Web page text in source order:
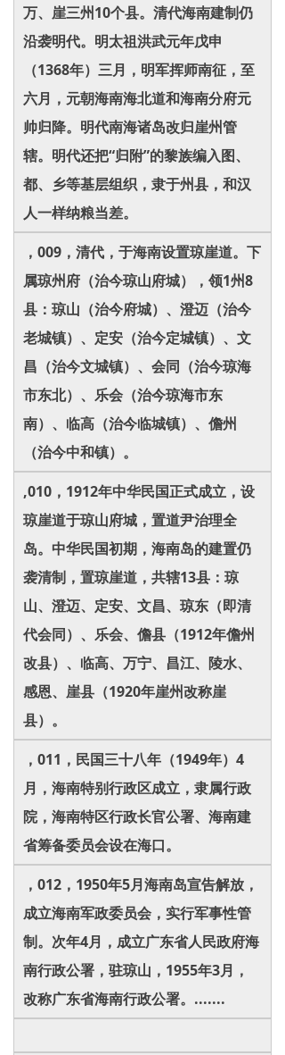
万、崖三州10个县。清代海南建制仍
沿袭明代。明太祖洪武元年戊申
（1368年）三月，明军挥师南征，至
六月，元朝海南海北道和海南分府元
帅归降。明代南海诸岛改归崖州管
辖。明代还把“归附”的黎族编入图、
都、乡等基层组织，隶于州县，和汉
人一样纳粮当差。
，009，清代，于海南设置琼崖道。下
属琼州府（治今琼山府城），领1州8
县：琼山（治今府城）、澄迈（治今
老城镇）、定安（治今定城镇）、文
昌（治今文城镇）、会同（治今琼海
市东北）、乐会（治今琼海市东
南）、临高（治今临城镇）、儋州
（治今中和镇）。
,010，1912年中华民国正式成立，设
琼崖道于琼山府城，置道尹治理全
岛。中华民国初期，海南岛的建置仍
袭清制，置琼崖道，共辖13县：琼
山、澄迈、定安、文昌、琼东（即清
代会同）、乐会、儋县（1912年儋州
改县）、临高、万宁、昌江、陵水、
感恩、崖县（1920年崖州改称崖
县）。
，011，民国三十八年（1949年）4
月，海南特别行政区成立，隶属行政
院，海南特区行政长官公署、海南建
省筹备委员会设在海口。
，012，1950年5月海南岛宣告解放，
成立海南军政委员会，实行军事性管
制。次年4月，成立广东省人民政府海
南行政公署，驻琼山，1955年3月，
改称广东省海南行政公署。.......